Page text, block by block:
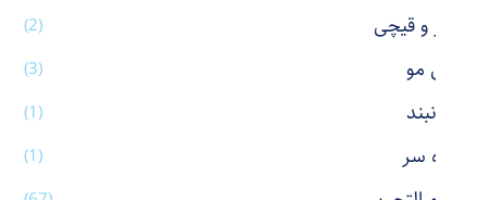
کاتر و قیچی (2)
کش مو (3)
گردنبند (1)
گیره سر (1)